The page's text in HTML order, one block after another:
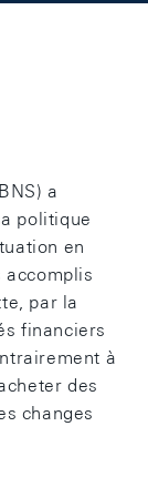
a
politique
en
accomplis
par la
financiers
à
des
changes